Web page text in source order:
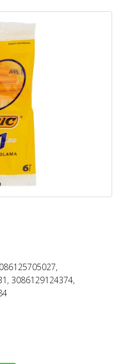
3086129124374,